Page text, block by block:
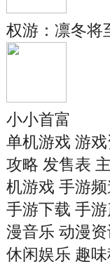
权游：凛冬将
小小首富
单机游戏 游
攻略 发售表
机游戏 手游
手游下载 手
漫音乐 动漫
休闲娱乐 趣